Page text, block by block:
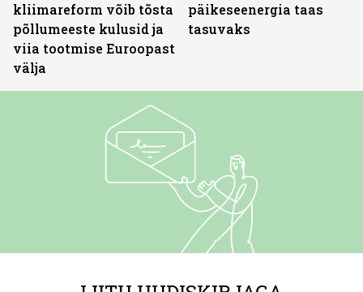
kliimareform võib tõsta
põllumeeste kulusid ja
viia tootmise Euroopast
välja
päikeseenergia taas
tasuvaks